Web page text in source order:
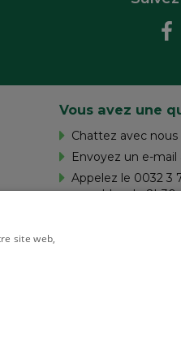
Vous avez une
Chattez avec nous
Envoyez un e-mail
Appelez le 0032 3
ouvrables de 8h30
site web,